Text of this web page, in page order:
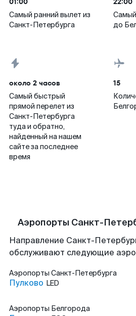
Самый ранний вылет из
Санкт-Петербурга
до
около 2 часов
Самый быстрый
прямой перелет из
Санкт-Петербурга
туда и обратно,
найденный на нашем
сайте за последнее
время
15
Аэропорты Санкт-
Направление Санкт-
обслуживают следующие
Аэропорты Санкт-Петербурга
Пулково LED
Аэропорты Белгорода